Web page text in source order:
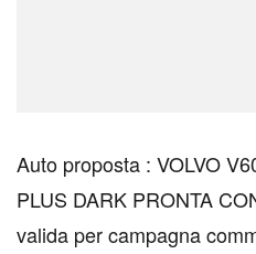
Auto proposta : VOLVO V60 B4 AUTOMATICO
PLUS DARK PRONTA
valida per campagna